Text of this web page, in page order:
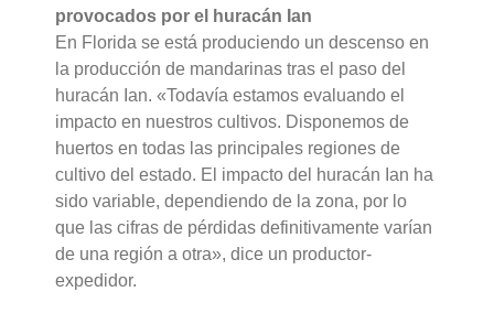
provocados por el huracán Ian
En Florida se está produciendo un descenso en
la producción de mandarinas tras el paso del
huracán Ian. «Todavía estamos evaluando el
impacto en nuestros cultivos. Disponemos de
huertos en todas las principales regiones de
cultivo del estado. El impacto del huracán Ian ha
sido variable, dependiendo de la zona, por lo
que las cifras de pérdidas definitivamente varían
de una región a otra», dice un productor-
expedidor.